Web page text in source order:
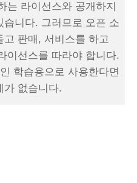
는 라이선스와 공개하지
니다. 그러므로 오픈 소
고 판매, 서비스를 하고
이선스를 따라야 합니다.
학습용으로 사용한다면
가 없습니다.